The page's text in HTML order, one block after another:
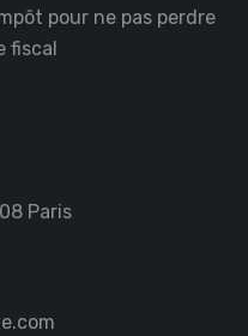
pour ne pas perdre
fiscal
Paris